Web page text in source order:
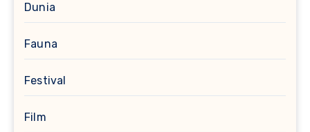
Dunia
Fauna
Festival
Film